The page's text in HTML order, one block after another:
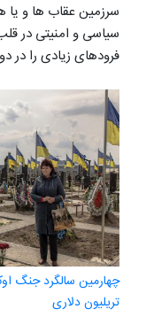
سرزمین عقاب ها و یا
سیاسی و امنیتی در
فرودهای زیادی را در
چهارمین سالگرد جنگ
تریلیون دلاری